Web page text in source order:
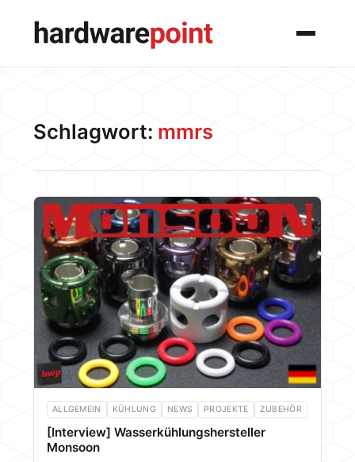
Menü
Schlagwort: mmrs
ALLGEMEIN KÜHLUNG NEWS PROJEKTE ZUBEHÖR
[Interview] Wasserkühlungshersteller
Monsoon